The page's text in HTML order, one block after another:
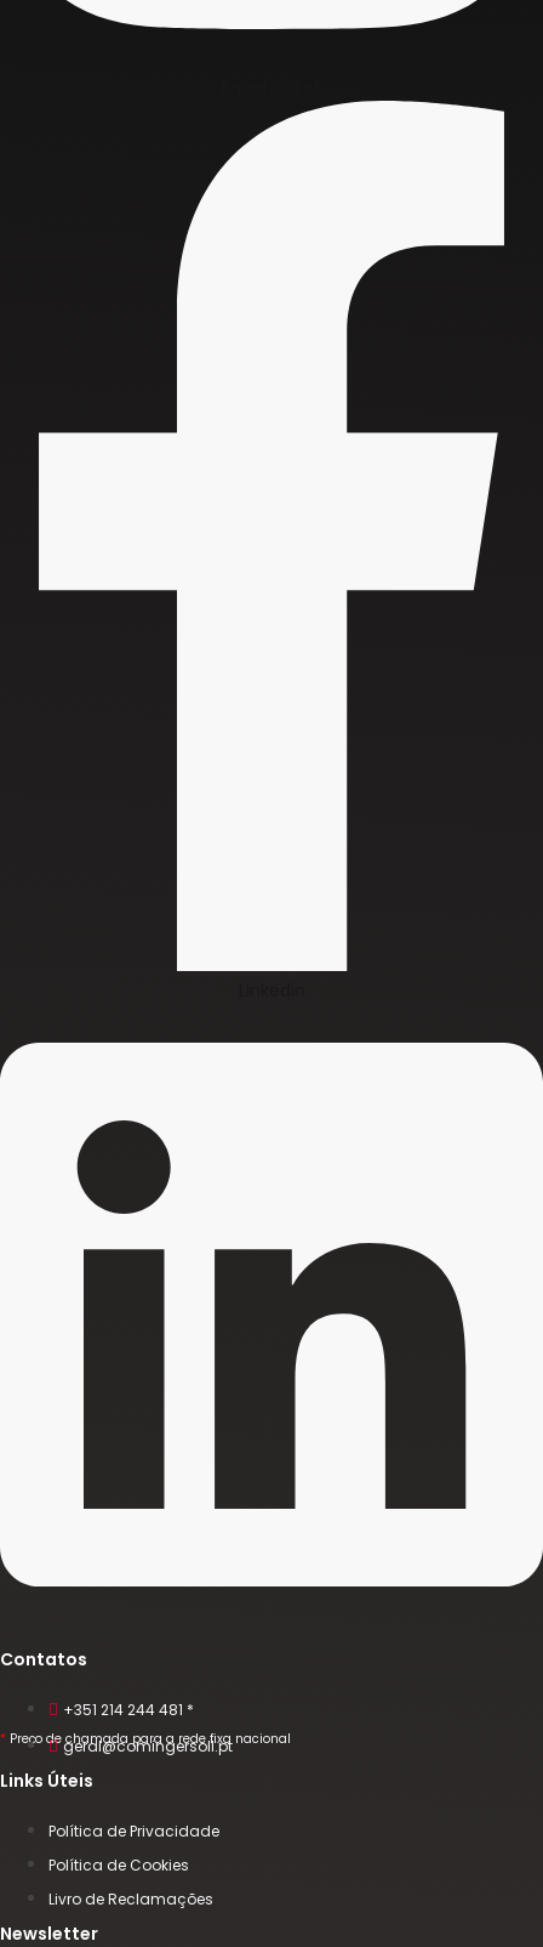
Contatos
+351 214 244 481 *
* Preço de chamada para a rede fixa nacional
geral@comingersoll.pt
Links Úteis
Política de Privacidade
Política de Cookies
Livro de Reclamações
Newsletter